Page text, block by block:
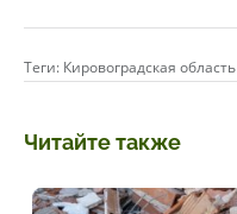
Теги: Кировоградская область
Читайте также